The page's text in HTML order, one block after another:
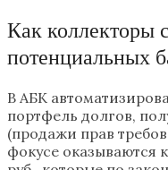
Как коллекторы
потенциальных
В АБК
портфель долгов,
(продажи прав
фокусе оказываются